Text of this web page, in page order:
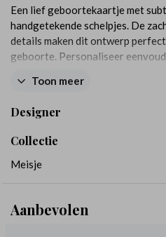
Een lief geboortekaartje met
handgetekende schelpjes. De
details maken dit ontwerp
geboorte. Personaliseer
Toon meer
Designer
Collectie
Meisje
Aanbevolen